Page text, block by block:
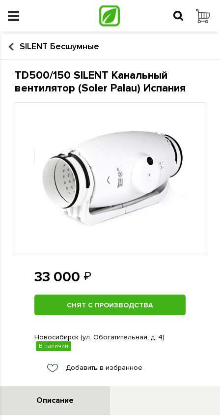
SILENT Бесшумные
TD500/150 SILENT Канальный
вентилятор (Soler Palau) Испания
33 000
СНЯТ С ПРОИЗВОДСТВА
Новосибирск (ул. Обогатительная, д. 4)
В наличии
Добавить в избранное
Описание